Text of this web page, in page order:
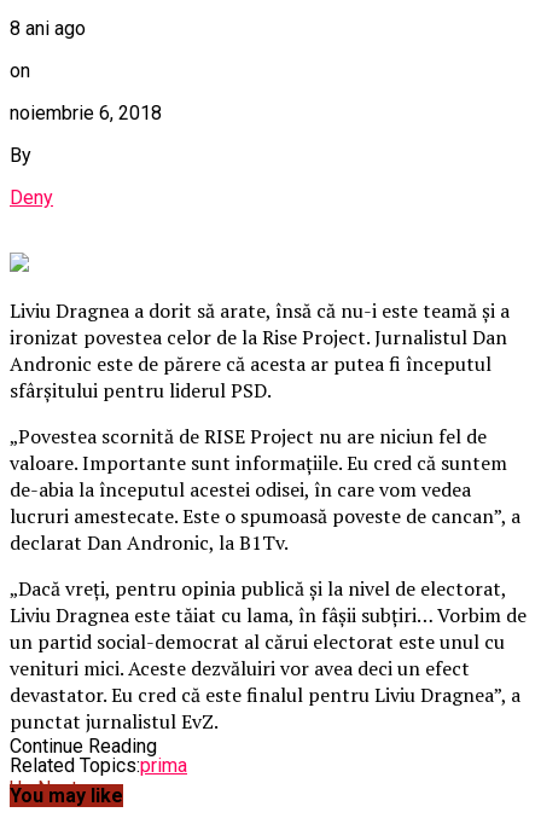
8 ani ago
on
noiembrie 6, 2018
By
Deny
Liviu Dragnea a dorit să arate, însă că nu-i este teamă şi a
ironizat povestea celor de la Rise Project. Jurnalistul Dan
Andronic este de părere că acesta ar putea fi începutul
sfârşitului pentru liderul PSD.
„Povestea scornită de RISE Project nu are niciun fel de
valoare. Importante sunt informaţiile. Eu cred că suntem
de-abia la începutul acestei odisei, în care vom vedea
lucruri amestecate. Este o spumoasă poveste de cancan”, a
declarat Dan Andronic, la B1Tv.
„Dacă vreţi, pentru opinia publică şi la nivel de electorat,
Liviu Dragnea este tăiat cu lama, în fâşii subţiri… Vorbim de
un partid social-democrat al cărui electorat este unul cu
venituri mici. Aceste dezvăluiri vor avea deci un efect
devastator. Eu cred că este finalul pentru Liviu Dragnea”, a
punctat jurnalistul EvZ.
Related Topics:prima
Up Next
Continue Reading
You may like